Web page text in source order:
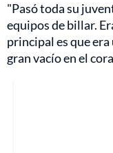
"Pasó toda su
equipos de billar.
principal es que
gran vacío en el